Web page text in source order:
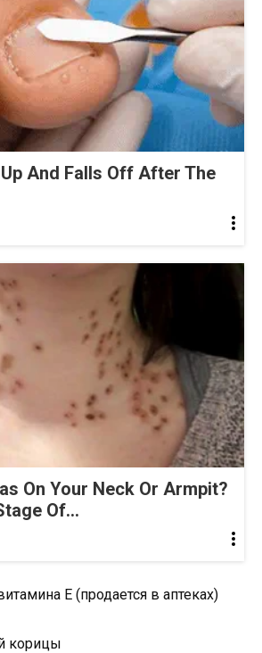
And Falls Off After The
On Your Neck Or Armpit?
Of...
Е (продается в аптеках)
корицы